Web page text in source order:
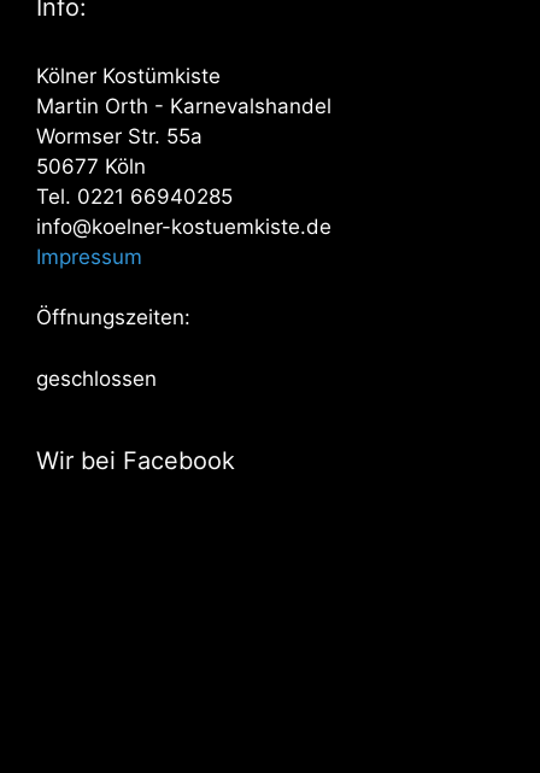
Info:
Kölner Kostümkiste
Martin Orth - Karnevalshandel
Wormser Str. 55a
50677 Köln
Tel. 0221 66940285
info@koelner-kostuemkiste.de
Impressum
Öffnungszeiten:
geschlossen
Wir bei Facebook